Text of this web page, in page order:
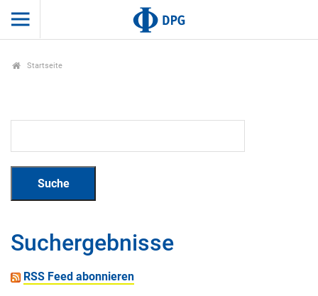
Startseite
Suchergebnisse
RSS Feed abonnieren